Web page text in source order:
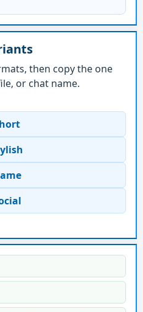
then copy the one
or chat name.